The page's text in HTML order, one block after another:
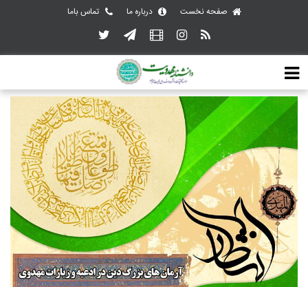
صفحه نخست درباره ما تماس باما